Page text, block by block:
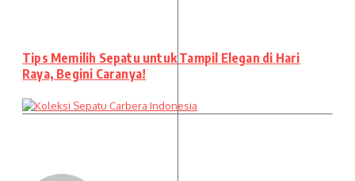
Tips Memilih Sepatu untuk Tampil Elegan di Hari
Raya, Begini Caranya!